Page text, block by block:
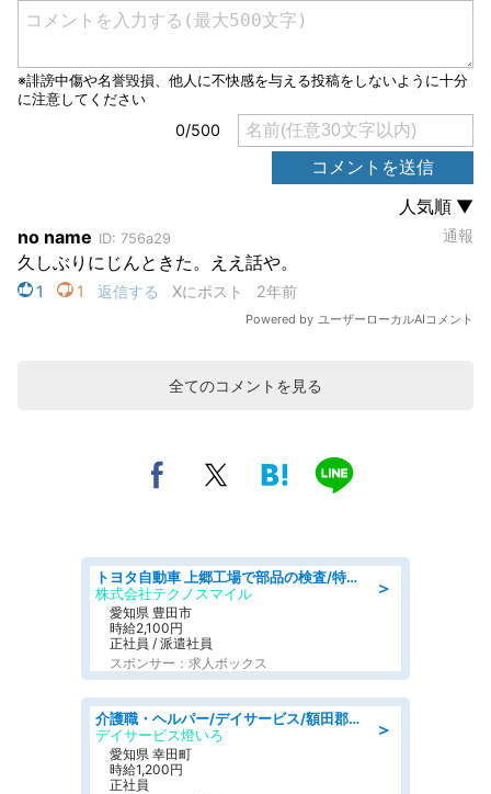
全てのコメントを見る
＞
トヨタ自動車 上郷工場で部品の検査/特典168万/tutumi
株式会社テクノスマイル
愛知県 豊田市
時給2,100円
正社員 / 派遣社員
スポンサー：求人ボックス
＞
介護職・ヘルパー/デイサービス/額田郡幸田町/JR東海道本線 幸田/愛知県
デイサービス燈いろ
愛知県 幸田町
時給1,200円
正社員